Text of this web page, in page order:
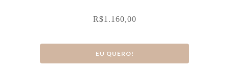
R$1.160,00
EU QUERO!